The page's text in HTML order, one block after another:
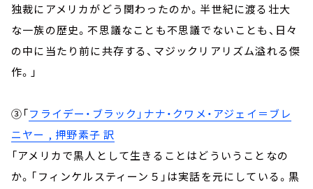
独裁にアメリカがどう関わったのか。半世紀に渡る壮大
な一族の歴史。不思議なことも不思議でないことも、日々
の中に当たり前に共存する、マジックリアリズム溢れる傑
作。」
③「フライデー・ブラック」ナナ・クワメ・アジェイ＝ブレ
ニヤー , 押野素子 訳
「アメリカで黒人として生きることはどういうことなの
か。「フィンケルスティーン５」は実話を元にしている。黒